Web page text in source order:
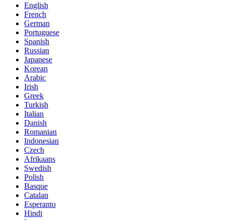
English
French
German
Portuguese
Spanish
Russian
Japanese
Korean
Arabic
Irish
Greek
Turkish
Italian
Danish
Romanian
Indonesian
Czech
Afrikaans
Swedish
Polish
Basque
Catalan
Esperanto
Hindi